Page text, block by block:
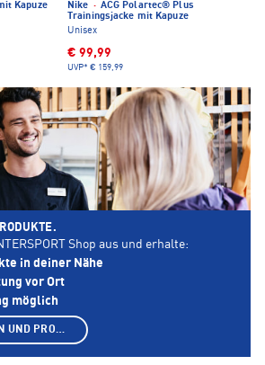
Kapuze
Nike · ACG Polartec® Plus
Trainingsjacke mit Kapuze
Unisex
€ 99,99
UVP* € 159,99
Shop aus und erhalte:
in deiner Nähe
vor Ort
möglich
SHOP AUSWÄHLEN UND PRODUKTE ANZEIGEN